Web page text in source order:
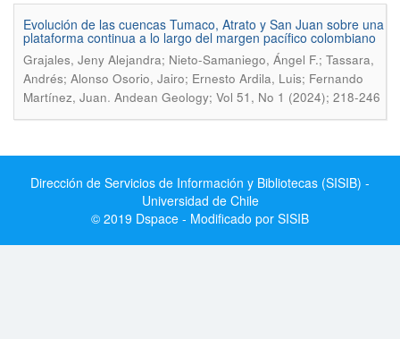
Evolución de las cuencas Tumaco, Atrato y San Juan sobre una
plataforma continua a lo largo del margen pacífico colombiano
Grajales, Jeny Alejandra; Nieto-Samaniego, Ángel F.; Tassara,
Andrés; Alonso Osorio, Jairo; Ernesto Ardila, Luis; Fernando
Martínez, Juan. Andean Geology; Vol 51, No 1 (2024); 218-246
Dirección de Servicios de Información y Bibliotecas (SISIB) -
Universidad de Chile
© 2019 Dspace - Modificado por SISIB